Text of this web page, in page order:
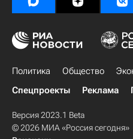
Политика Общество
Спецпроекты
Реклама
Версия 2023.1 Beta
© 2026 МИА «Россия сегодня»